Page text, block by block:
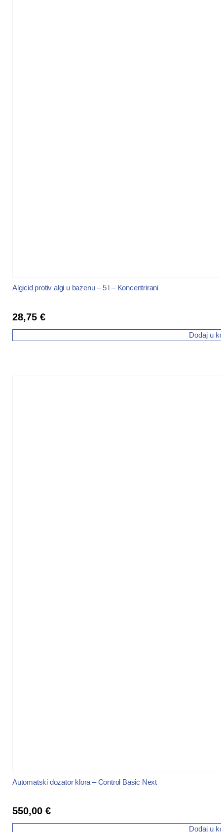
Algicid protiv algi u bazenu – 5 l – Koncentrirani
28,75 €
Dodaj u
Automatski dozator klora – Control Basic Next
550,00 €
Dodaj u